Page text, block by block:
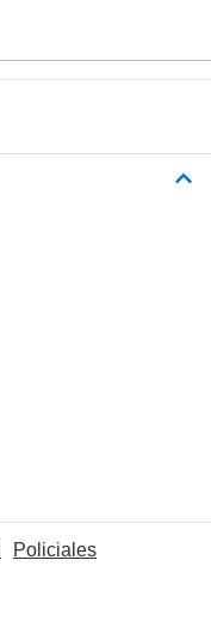
Policiales